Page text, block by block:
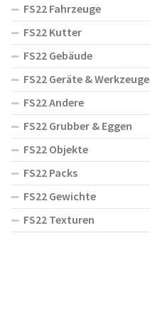
FS22 Fahrzeuge
FS22 Kutter
FS22 Gebäude
FS22 Geräte & Werkzeuge
FS22 Andere
FS22 Grubber & Eggen
FS22 Objekte
FS22 Packs
FS22 Gewichte
FS22 Texturen